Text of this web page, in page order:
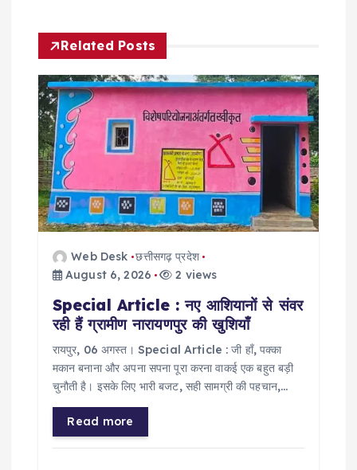
g
a
t
o
Related Posts
Web Desk छत्तीसगढ़ प्रदेश
August 6, 2026
2 views
Special Article : नए आशियानों से संवर
रही हैं ग्रामीण नारायणपुर की खुशियाँ
​रायपुर, 06 अगस्त। Special Article : जी हाँ, पक्का
मकान बनाना और अपना सपना पूरा करना वाकई एक बहुत बड़ी
चुनौती है। इसके लिए भारी बजट, सही सामग्री की पहचान,…
Read more